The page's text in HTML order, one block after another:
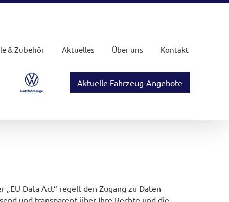
& Zubehör Aktuelles Über uns Kontakt
Aktuelle Fahrzeug-Angebote
Data Act“ regelt den Zugang zu Daten
und transparent über Ihre Rechte und die